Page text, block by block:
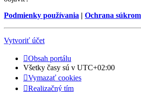
Podmienky používania | Ochrana
Vytvoriť účet
Obsah portálu
Všetky časy sú v UTC+02:00
Vymazať cookies
Realizačný tím